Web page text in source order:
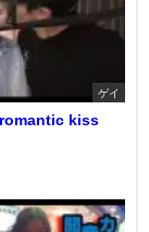
ゲイ
kiss